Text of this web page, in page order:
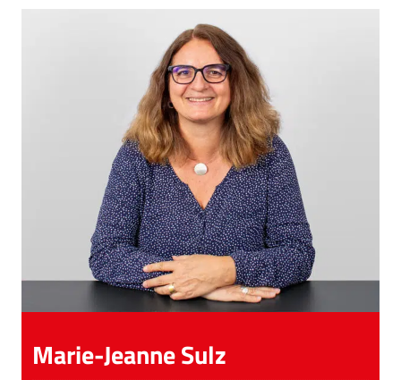
Deckel-/Siegeletikett
Marie-Jeanne Sulz